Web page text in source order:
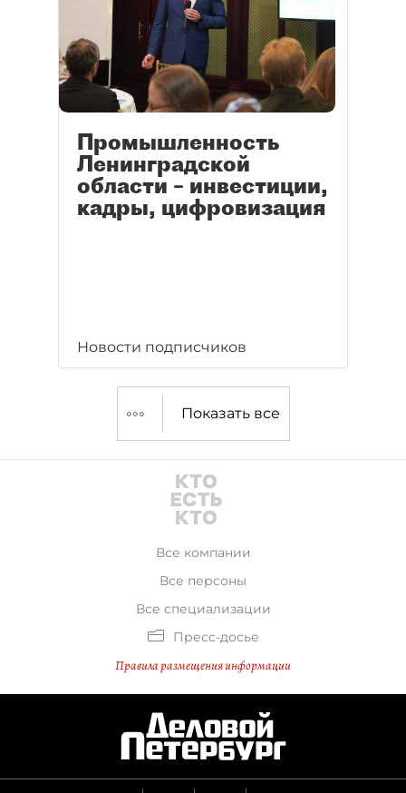
Промышленность
Ленинградской
области – инвестиции,
кадры, цифровизация
Новости подписчиков
Показать все
Все компании
Все персоны
Все специализации
Пресс-досье
Правила размещения информации